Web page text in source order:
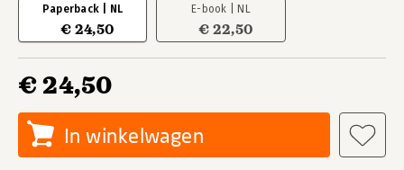
Paperback | NL
€ 24,50
E-book | NL
€ 22,50
€ 24,50
In winkelwagen